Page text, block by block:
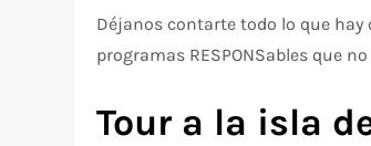
Déjanos contarte todo lo que hay
programas RESPONSables que
Tour a la isla